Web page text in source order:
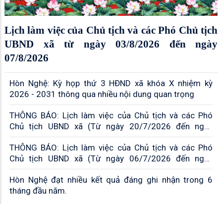
Lịch làm việc của Chủ tịch và các Phó Chủ tịch
UBND xã từ ngày 03/8/2026 đến ngày
07/8/2026
Hòn Nghệ: Kỳ họp thứ 3 HĐND xã khóa X nhiệm kỳ
2026 - 2031 thông qua nhiều nội dung quan trọng
THÔNG BÁO: Lịch làm việc của Chủ tịch và các Phó
Chủ tịch UBND xã (Từ ngày 20/7/2026 đến ngày
24/7/2026)
THÔNG BÁO: Lịch làm việc của Chủ tịch và các Phó
Chủ tịch UBND xã (Từ ngày 06/7/2026 đến ngày
10/7/2026)
Hòn Nghệ đạt nhiều kết quả đáng ghi nhận trong 6
tháng đầu năm.